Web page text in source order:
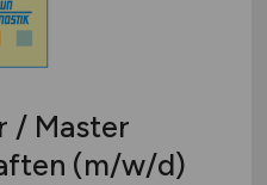
/ Master
(m/w/d)